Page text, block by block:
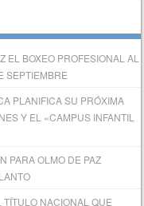
EL BOXEO PROFESIONAL AL
SEPTIEMBRE
PLANIFICA SU PRÓXIMA
Y EL «CAMPUS INFANTIL
PARA OLMO DE PAZ
NACIONAL QUE